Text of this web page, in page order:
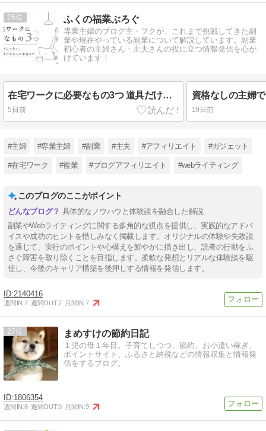
26 ふくの福業ぶろぐ
専業主婦のブログ主・フクが、これまで挑戦してきた副
業や現在やっている副業について解説しています。副業
初心者の主婦さん・主夫さんの役に立つ情報発信を心が
けています！
在宅ワークに必要なもの3つ 道具だけじゃない、仕事を受けたあとの準備まで
5日前 19日前
#主婦 #専業主婦 #副業 #主夫 #アフィリエイト #ガジェット
#在宅ワーク #複業 #ブログアフィリエイト #webライティング
このブログのここがポイント
具体的なノウハウと体験談を融合した解説
副業やWebライティングに関する多角的な視点を提供し、実践的なアドバ
イスや成功のヒントを惜しみなく掲載します。オリジナルの体験や失敗談
を通じて、実行のポイントや心構えを鮮やかに描き出し、読者の行動をふ
さぐ障害を取り除くことを目指します。柔軟な発想とリアルな体験談を駆
使し、今後のキャリア構築を後押しする情報を発信します。
2140416
週間IN:7 週間OUT:7 月間IN:7
27 まめすけの節約日記
１児の母１年目。子育てしつつ、節約、お小遣い稼ぎ、
ポイントサイト、ふるさと納税などの情報収集と情報発
信をするブログ。
1806354
週間IN:6 週間OUT:9 月間IN:9